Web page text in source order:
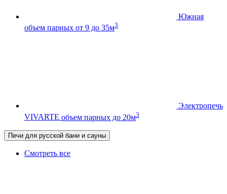
Южная
объем парных от 9 до 35м3
Электропечь
VIVARTE объем парных до 20м3
Печи для русской бани и сауны
Смотреть все